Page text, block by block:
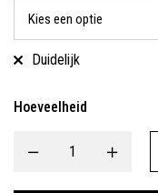
Duidelijk
Hoeveelheid